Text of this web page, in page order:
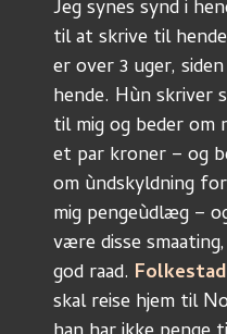
Jeg synes synd i
til at skrive til
er over 3 uger,
hende. Hùn skriver
til mig og beder om
et par kroner – og
om ùndskyldning
mig pengeùdlæg –
være disse
god raad. Folkestad
skal reise hjem til